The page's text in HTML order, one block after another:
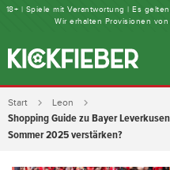
18+ | Spiele mit Verantwortung | Es
Wir erhalten Provisionen
Start Leon
Shopping Guide zu Bayer
Sommer 2025 verstärken?